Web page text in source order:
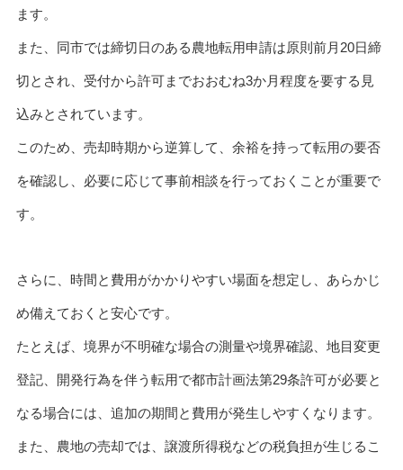
ます。
また、同市では締切日のある農地転用申請は原則前月20日締
切とされ、受付から許可までおおむね3か月程度を要する見
込みとされています。
このため、売却時期から逆算して、余裕を持って転用の要否
を確認し、必要に応じて事前相談を行っておくことが重要で
す。
さらに、時間と費用がかかりやすい場面を想定し、あらかじ
め備えておくと安心です。
たとえば、境界が不明確な場合の測量や境界確認、地目変更
登記、開発行為を伴う転用で都市計画法第29条許可が必要と
なる場合には、追加の期間と費用が発生しやすくなります。
また、農地の売却では、譲渡所得税などの税負担が生じるこ